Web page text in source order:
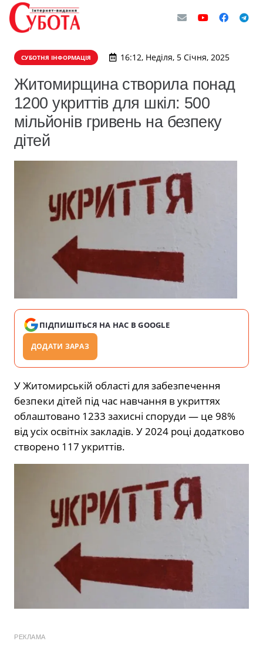
СУБОТНЯ ІНФОРМАЦІЯ 16:12, Неділя, 5 Січня, 2025
Житомирщина створила понад
1200 укриттів для шкіл: 500
мільйонів гривень на безпеку
дітей
ПІДПИШІТЬСЯ НА НАС В GOOGLE
ДОДАТИ ЗАРАЗ
У Житомирській області для забезпечення
безпеки дітей під час навчання в укриттях
облаштовано 1233 захисні споруди — це 98%
від усіх освітніх закладів. У 2024 році додатково
створено 117 укриттів.
РЕКЛАМА